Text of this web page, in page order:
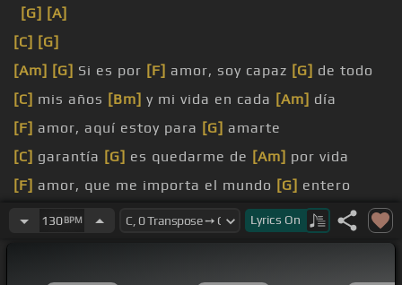
[G] [A]
[C] [G]
[Am] [G] Si es por [F] amor, soy capaz [G] de todo
[C] mis años [Bm] y mi vida en cada [Am] día
[F] amor, aquí estoy para [G] amarte
[C] garantía [G] es quedarme de [Am] por vida
[F] amor, que me importa el mundo [G] entero
mi tiempo, [G]contigo quiero hacerme[Am]
130BPM Lyrics On